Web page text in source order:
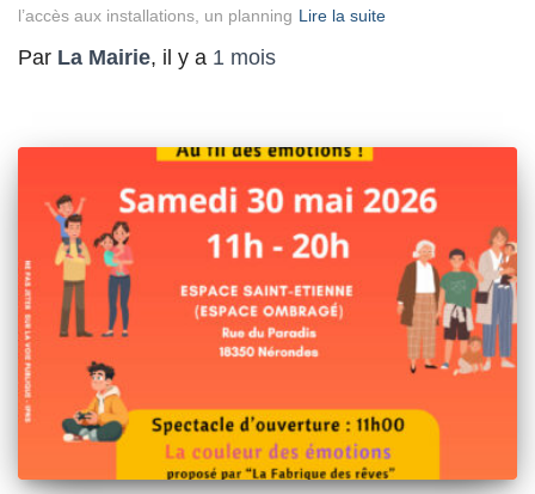
l’accès aux installations, un planning Lire la suite
Par La Mairie, il y a 1 mois